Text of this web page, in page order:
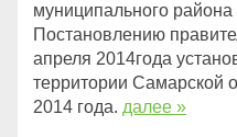
муниципального
Постановлению
апреля 2014года
территории Самарской
2014 года. далее »